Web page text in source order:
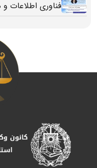
فناوری اطلاعات